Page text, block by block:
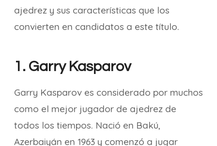
ajedrez y sus características que los
convierten en candidatos a este título.
1. Garry Kasparov
Garry Kasparov es considerado por muchos
como el mejor jugador de ajedrez de
todos los tiempos. Nació en Bakú,
Azerbaiyán en 1963 y comenzó a jugar